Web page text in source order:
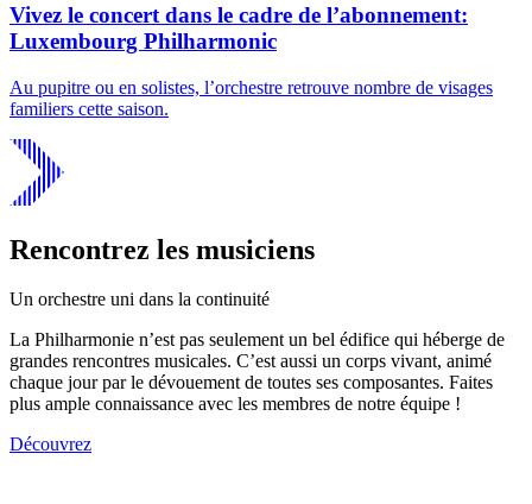
Vivez le concert dans le cadre de l’abonnement:
Luxembourg Philharmonic
Au pupitre ou en solistes, l’orchestre retrouve nombre de visages
familiers cette saison.
Rencontrez les musiciens
Un orchestre uni dans la continuité
La Philharmonie n’est pas seulement un bel édifice qui héberge de
grandes rencontres musicales. C’est aussi un corps vivant, animé
chaque jour par le dévouement de toutes ses composantes. Faites
plus ample connaissance avec les membres de notre équipe !
Découvrez